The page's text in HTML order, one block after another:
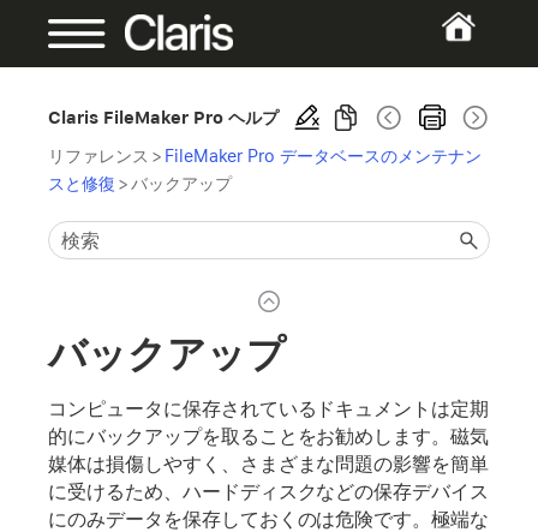
Claris FileMaker Pro ヘルプ
リファレンス > FileMaker Pro データベースのメンテナン
スと修復 >バックアップ
バックアップ
コンピュータに保存されているドキュメントは定期
的にバックアップを取ることをお勧めします。磁気
媒体は損傷しやすく、さまざまな問題の影響を簡単
に受けるため、ハードディスクなどの保存デバイス
にのみデータを保存しておくのは危険です。極端な